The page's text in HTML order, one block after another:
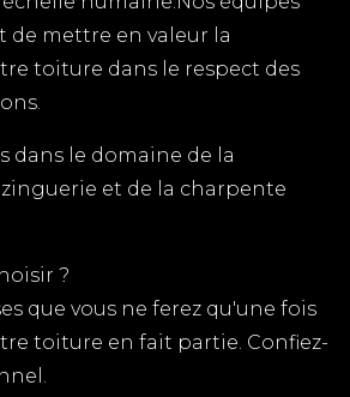
Une gamme complète de
qualifiés pour tous les
SAUJON
intervient sur l'ensemble du
Charente-Maritime (17) pour
zinguerie. Gouttières,
toitures en zinc, notre équipe de
expérimentés, met ses
service.
de mettre en valeur la
toiture dans le respect des
dans le domaine de la
et de la charpente
?
que vous ne ferez qu'une fois
toiture en fait partie. Confiez-